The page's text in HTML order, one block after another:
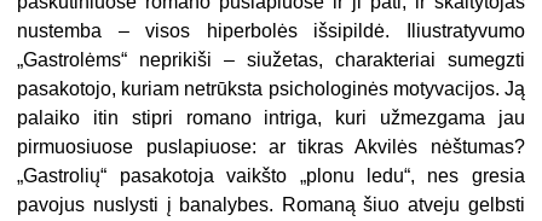
nustemba – visos hiperbolės išsipildė. Iliustratyvumo
„Gastrolėms“ neprikiši – siužetas, charakteriai sumegzti
pasakotojo, kuriam netrūksta psichologinės motyvacijos. Ją
palaiko itin stipri romano intriga, kuri užmezgama jau
pirmuosiuose puslapiuose: ar tikras Akvilės nėštumas?
„Gastrolių“ pasakotoja vaikšto „plonu ledu“, nes gresia
pavojus nuslysti į banalybes. Romaną šiuo atveju gelbsti